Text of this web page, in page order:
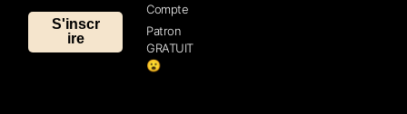
Compte
Patron
GRATUIT
😮
S'inscr
ire